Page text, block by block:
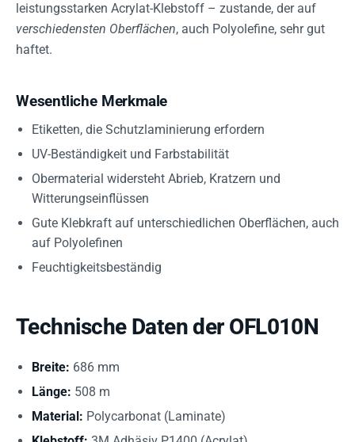
leistungsstarken Acrylat-Klebstoff – zustande, der auf
verschiedensten Oberflächen, auch Polyolefine, sehr gut
haftet.
Wesentliche Merkmale
Etiketten, die Schutzlaminierung erfordern
UV-Beständigkeit und Farbstabilität
Obermaterial widersteht Abrieb, Kratzern und
Witterungseinflüssen
Gute Klebkraft auf unterschiedlichen Oberflächen, auch
auf Polyolefinen
Feuchtigkeitsbeständig
Technische Daten der OFL010N
Breite: 686 mm
Länge: 508 m
Material: Polycarbonat (Laminate)